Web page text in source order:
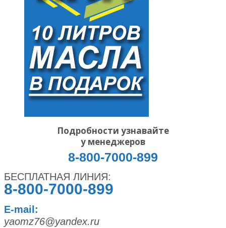
Подробности узнавайте
у менеджеров
8-800-7000-899
БЕСПЛАТНАЯ ЛИНИЯ:
8-800-7000-899
E-mail:
yaomz76@yandex.ru